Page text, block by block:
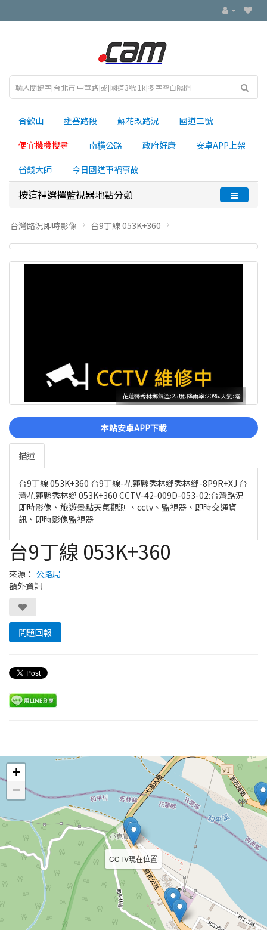
合歡山 壅塞路段 蘇花改路況 國道三號
便宜機機搜尋 南横公路 政府好康 安卓APP上架
省錢大師 今日國道車禍事故
按這裡選擇監視器地點分類
台灣路況即時影像 台9丁線 053K+360
花蓮縣秀林鄉氣溫:25度.降雨率:20%.天氣:陰
本站安卓APP下載
描述
台9丁線 053K+360 台9丁線-花蓮縣秀林鄉秀林鄉-8P9R+XJ 台
灣花蓮縣秀林鄉 053K+360 CCTV-42-009D-053-02:台灣路況
即時影像、旅遊景點天氣觀測 、cctv、監視器、即時交通資
訊、即時影像監視器
台9丁線 053K+360
來源： 公路局
額外資訊
問題回報
CCTV現在位置
+
−